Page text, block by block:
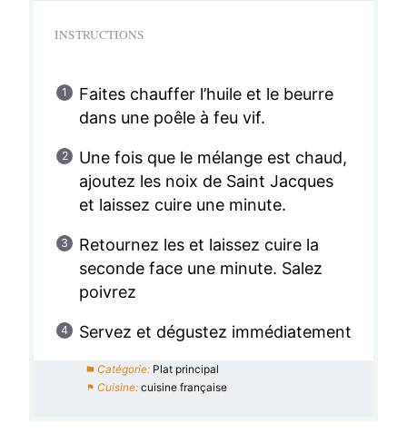
INSTRUCTIONS
Faites chauffer l’huile et le beurre
dans une poêle à feu vif.
Une fois que le mélange est chaud,
ajoutez les noix de Saint Jacques
et laissez cuire une minute.
Retournez les et laissez cuire la
seconde face une minute. Salez
poivrez
Servez et dégustez immédiatement
Catégorie: Plat principal
Cuisine: cuisine française